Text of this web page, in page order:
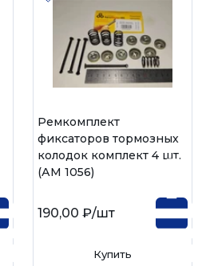
Ремкомплект
фиксаторов тормозных
колодок комплект 4 шт.
(АМ 1056)
190,00 ₽/шт
Купить